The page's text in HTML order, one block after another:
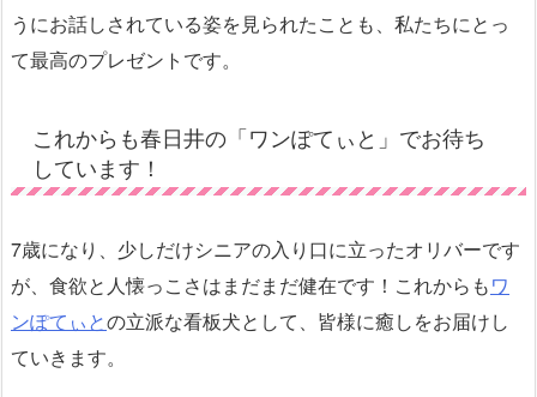
うにお話しされている姿を見られたことも、私たちにとっ
て最高のプレゼントです。
これからも春日井の「ワンぽてぃと」でお待ち
しています！
7歳になり、少しだけシニアの入り口に立ったオリバーです
が、食欲と人懐っこさはまだまだ健在です！これからもワ
ンぽてぃとの立派な看板犬として、皆様に癒しをお届けし
ていきます。